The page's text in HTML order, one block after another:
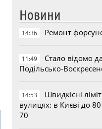
Новини
14:36 Ремонт
11:49
Стало відомо
Подільсько-
14:53
Швидкісні
вулицях: в Києві до
70